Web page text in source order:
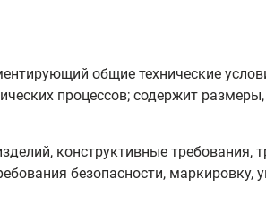
общие технические
процессов; содержит
конструктивные
безопасности, маркировку,